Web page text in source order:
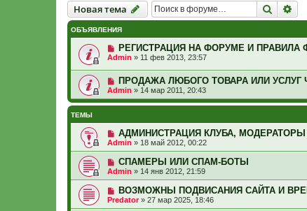
Новая тема
Новаятема Поиск
ОБЪЯВЛЕНИЯ
РЕГИСТРАЦИЯ НА ФОРУМЕ И ПРАВИЛА
Admin » 11 фев 2013, 23:57
ПРОДАЖА ЛЮБОГО ТОВАРА ИЛИ
Admin » 14 мар 2011, 20:43
ТЕМЫ
АДМИНИСТРАЦИЯ КЛУБА,
Admin » 18 май 2012, 00:22
СПАМЕРЫ ИЛИ СПАМ-БОТЫ
Admin » 14 янв 2012, 21:59
ВОЗМОЖНЫ ПОДВИСАНИЯ САЙТА И
Predator» 27 мар 2025, 18:46